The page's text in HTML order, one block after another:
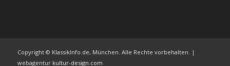
Copyright © KlassikInfo.de, München. Alle Rechte vorbehalten. |
webagentur kultur-design.com